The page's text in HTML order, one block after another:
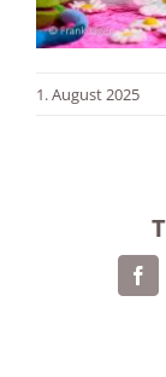
1. August 2025